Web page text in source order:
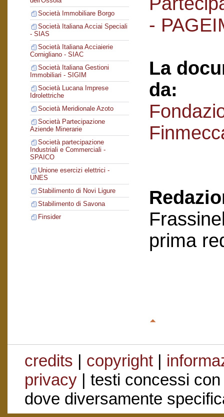
Società Immobiliare Borgo
Società Italiana Acciai Speciali
- SIAS
Società Italiana Acciaierie
Cornigliano - SIAC
Società Italiana Gestioni
Immobiliari - SIGIM
Società Lucana Imprese
Idrolettriche
Società Meridionale Azoto
Società Partecipazione
Aziende Minerarie
Società partecipazione
Industriali e Commerciali -
SPAICO
Unione esercizi elettrici -
UNES
Stabilimento di Novi Ligure
Stabilimento di Savona
Finsider
-
La
da:
prima
credits | copyright|
privacy| testi concessi
dove diversamente